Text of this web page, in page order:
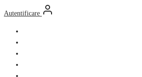
Autentificare